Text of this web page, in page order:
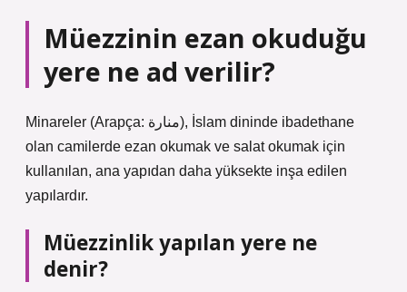
Müezzinin ezan okuduğu
yere ne ad verilir?
Minareler (Arapça: منارة), İslam dininde ibadethane
olan camilerde ezan okumak ve salat okumak için
kullanılan, ana yapıdan daha yüksekte inşa edilen
yapılardır.
Müezzinlik yapılan yere ne
denir?